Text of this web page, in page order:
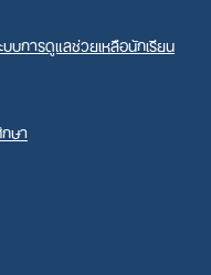
บการดูแลช่วยเหลือนักเรียน
ษา